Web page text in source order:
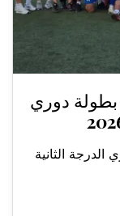
بطولة دوري
الدرجة الثانية